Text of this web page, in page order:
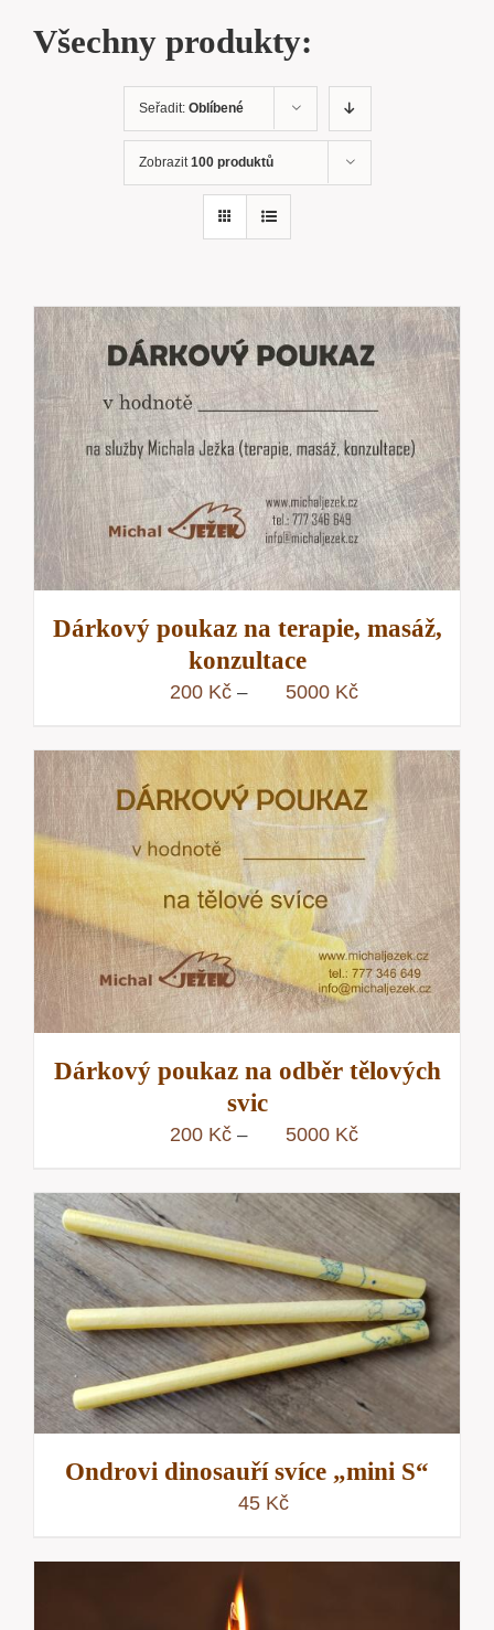
Všechny produkty:
Seřadit: Oblíbené
Zobrazit 100 produktů
Dárkový poukaz na terapie, masáž,
konzultace
200 Kč – 5000 KčRozpětí
200 Kč
až
5000 Kč
Dárkový poukaz na odběr tělových
svic
200 Kč – 5000 KčRozpětí
200 Kč
až
5000 Kč
Ondrovi dinosauří svíce „mini S“
45 Kč